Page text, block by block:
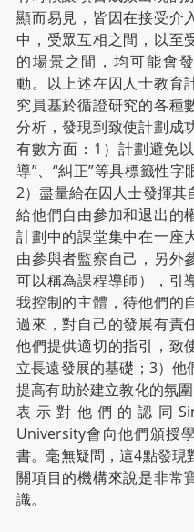
顯而易見，皆因在接受介
中，受眾互相之間，以至
的場景之間，均可能會
動。以上述在囚人士教育
究員基於循證研究的各種
分析，發現到致使計劃成
有數方面：1）計劃避免
導”、“糾正”等具標籤性字
2）盡量給在囚人士發揮其
給他們自由參加和退出的
計劃中的課堂集中在一座
由參與者監察自己，另外
可以稱為課程導師），引
我控制的主體，待他們的
過來，對自己的發展有責
他們提供適切的指引，致
立長遠發展的基礎；3）他
提高有助於建立教化的氛
表示對他們的認同
University會向他們頒授
書。毫無疑問，這4點發現
關項目的機構來說是非常
識。